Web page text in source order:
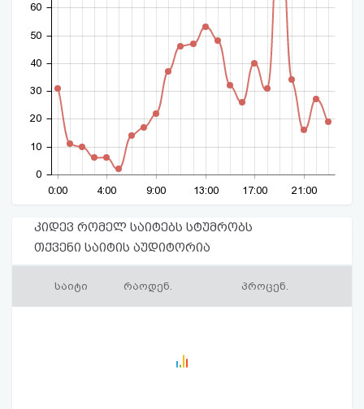
0:00 4:00 9:00 13:00 17:00 21:00
0
10
20
30
40
50
60
კიდევ რომელ საიტებს სტუმრობს
თქვენი საიტის აუდიტორია
საიტი რაოდენ. პროცენ.